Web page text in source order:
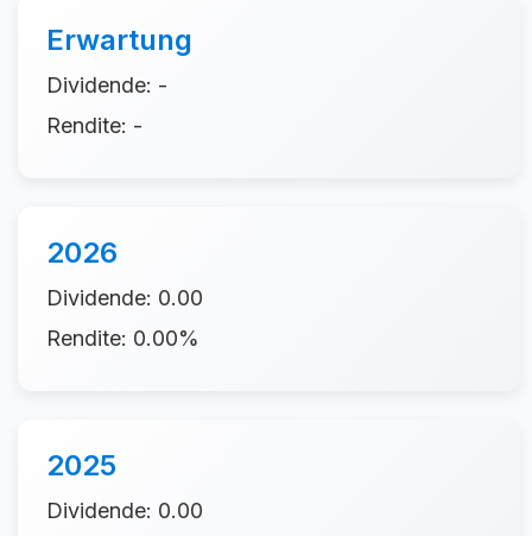
Erwartung
Dividende: -
Rendite: -
2026
Dividende: 0.00
Rendite: 0.00%
2025
Dividende: 0.00